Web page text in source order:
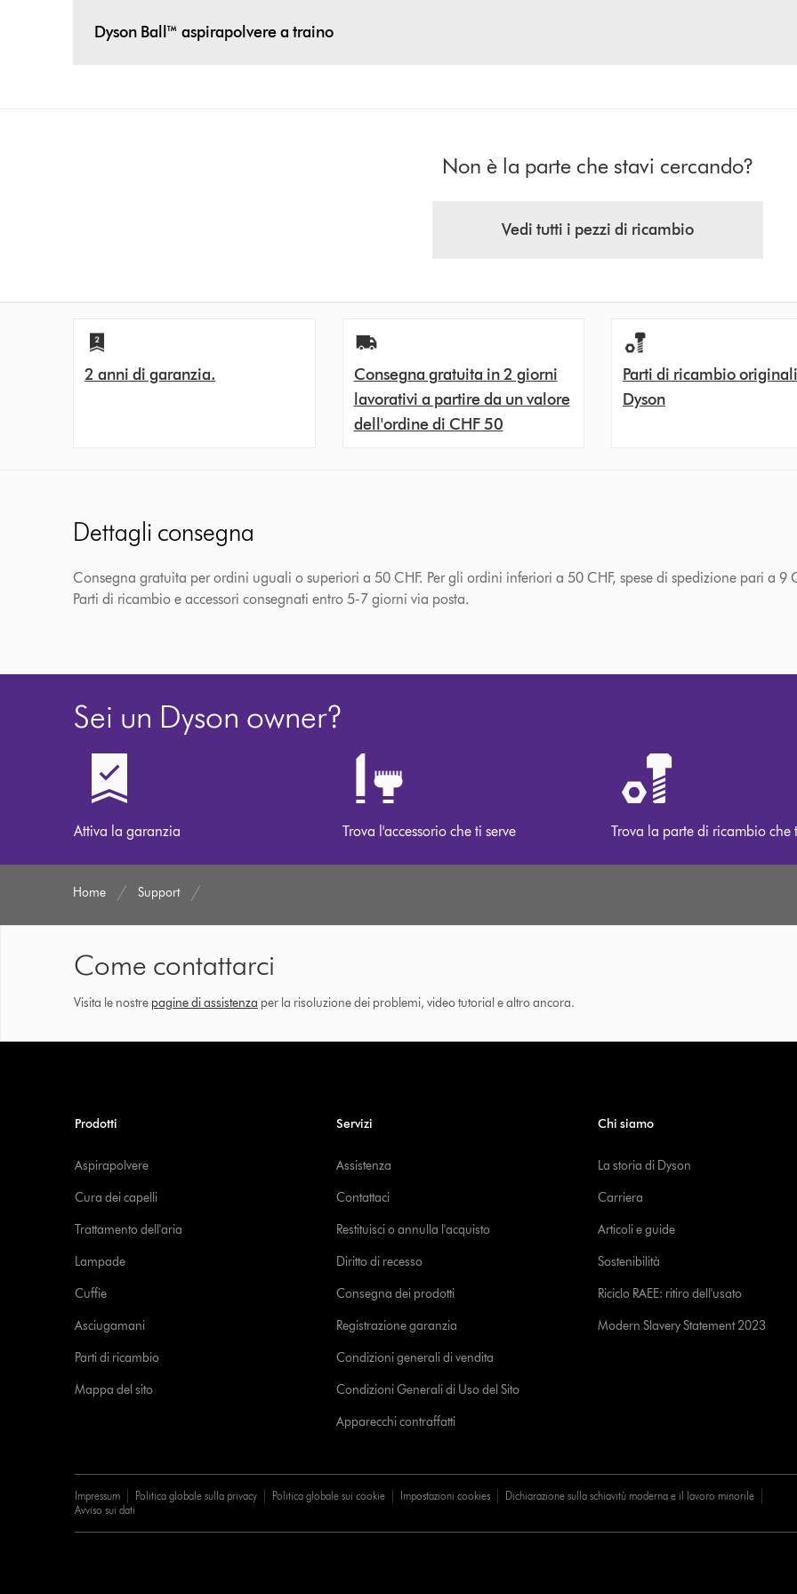
Dyson Ball™ aspirapolvere a traino
Non è la parte che stavi cercando?
Vedi tutti i pezzi di ricambio
2 anni di garanzia.
Consegna gratuita in 2 giorni
lavorativi a partire da un valore
dell'ordine di CHF 50
Parti di ricambio originali
Dyson
Dettagli consegna
Consegna gratuita per ordini uguali o superiori a 50 CHF. Per gli ordini inferiori a 50 CHF, spese di spedizione pari a 9
Parti di ricambio e accessori consegnati entro 5-7 giorni via posta.
Sei un Dyson owner?
Attiva la garanzia Trova l'accessorio che ti serve Trova la parte di ricambio che
Home Support
Come contattarci
Visita le nostre pagine di assistenza per la risoluzione dei problemi, video tutorial e altro ancora.
Prodotti
Aspirapolvere
Cura dei capelli
Trattamento dell'aria
Lampade
Cuffie
Asciugamani
Parti di ricambio
Mappa del sito
Servizi
Assistenza
Contattaci
Restituisci o annulla l'acquisto
Diritto di recesso
Consegna dei prodotti
Registrazione garanzia
Condizioni generali di vendita
Condizioni Generali di Uso del Sito
Apparecchi contraffatti
Chi siamo
La storia di Dyson
Carriera
Articoli e guide
Sostenibilità
Riciclo RAEE: ritiro dell'usato
Modern Slavery Statement 2023
Impressum Politica globale sulla privacy Politica globale sui cookie Impostazioni cookies
Dichiarazione sulla schiavitù moderna e il lavoro minorile
Avviso sui dati